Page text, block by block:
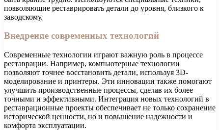
позволяющие реставрировать детали до уровня, близкого к
заводскому.
Внедрение современных технологий
Современные технологии играют важную роль в процессе
реставрации. Например, компьютерные технологии
позволяют точнее восстановить детали, используя 3D-
моделирование и принтеры. Эти инновации также помогают
улучшить производственные процессы, сделав их более
точными и эффективными. Интеграция новых технологий в
реставрационные проекты обеспечивает не только сохранение
исторической ценности, но и повышение надежности и
комфорта эксплуатации.